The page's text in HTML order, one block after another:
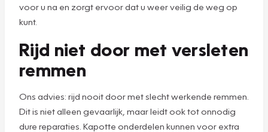
voor u na en zorgt ervoor dat u weer veilig de weg op
kunt.
Rijd niet door met versleten
remmen
Ons advies: rijd nooit door met slecht werkende remmen.
Dit is niet alleen gevaarlijk, maar leidt ook tot onnodig
dure reparaties. Kapotte onderdelen kunnen voor extra